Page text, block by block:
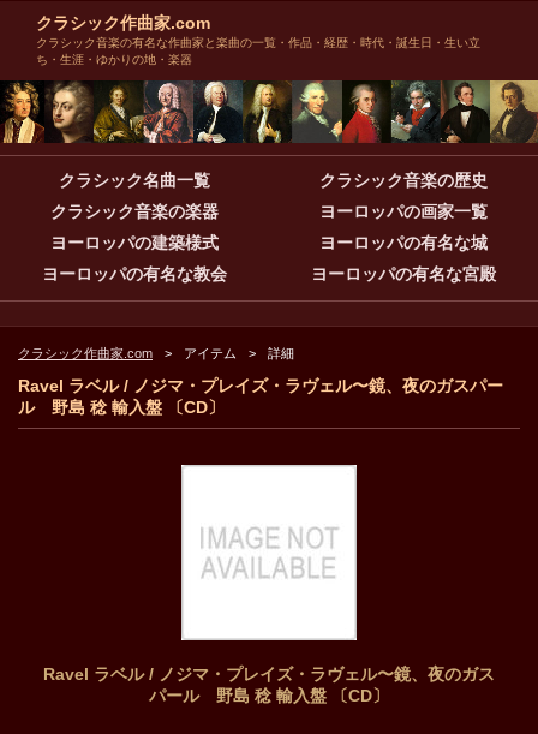
クラシック作曲家.com
クラシック音楽の有名な作曲家と楽曲の一覧・作品・経歴・時代・誕生日・生い立
ち・生涯・ゆかりの地・楽器
クラシック名曲一覧
クラシック音楽の歴史
クラシック音楽の楽器
ヨーロッパの画家一覧
ヨーロッパの建築様式
ヨーロッパの有名な城
ヨーロッパの有名な教会
ヨーロッパの有名な宮殿
クラシック作曲家.com アイテム 詳細
Ravel ラベル / ノジマ・プレイズ・ラヴェル〜鏡、夜のガスパー
ル 野島 稔 輸入盤 〔CD〕
Ravel ラベル / ノジマ・プレイズ・ラヴェル〜鏡、夜のガス
パール 野島 稔 輸入盤 〔CD〕